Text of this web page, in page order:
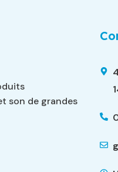
son de grandes